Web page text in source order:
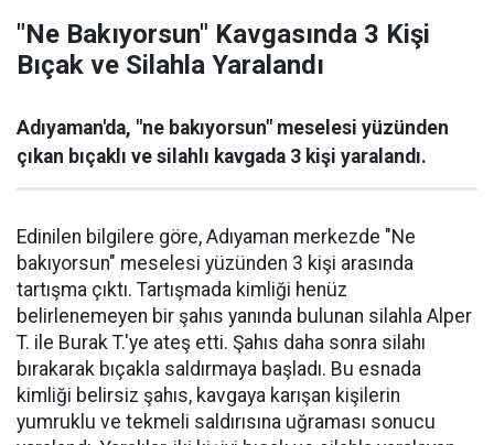
"Ne Bakıyorsun" Kavgasında 3 Kişi
Bıçak ve Silahla Yaralandı
Adıyaman'da, "ne bakıyorsun" meselesi yüzünden
çıkan bıçaklı ve silahlı kavgada 3 kişi yaralandı.
Edinilen bilgilere göre, Adıyaman merkezde "Ne
bakıyorsun" meselesi yüzünden 3 kişi arasında
tartışma çıktı. Tartışmada kimliği henüz
belirlenemeyen bir şahıs yanında bulunan silahla Alper
T. ile Burak T.'ye ateş etti. Şahıs daha sonra silahı
bırakarak bıçakla saldırmaya başladı. Bu esnada
kimliği belirsiz şahıs, kavgaya karışan kişilerin
yumruklu ve tekmeli saldırısına uğraması sonucu